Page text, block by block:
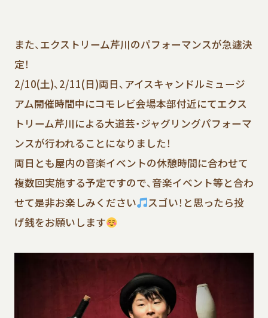
また、エクストリーム芹川のパフォーマンスが急遽決
定！
2/10(土)、2/11(日)両日、アイスキャンドルミュージ
アム開催時間中にコモレビ会場本部付近にてエクス
トリーム芹川による大道芸・ジャグリングパフォーマ
ンスが行われることになりました！
両日とも屋内の音楽イベントの休憩時間に合わせて
複数回実施する予定ですので、音楽イベント等と合わ
せて是非お楽しみください
スゴい！と思ったら投
げ銭をお願いします